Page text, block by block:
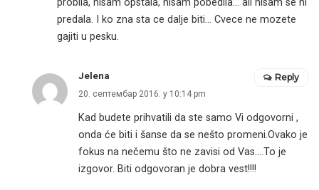
probila, nisam opstala, nisam pobedila… ali nisam se ni
predala. I ko zna sta ce dalje biti… Cvece ne mozete
gajiti u pesku.
Jelena
20. септембар 2016. у 10:14 pm
Kad budete prihvatili da ste samo Vi odgovorni ,
onda će biti i šanse da se nešto promeni.Ovako je
fokus na nečemu što ne zavisi od Vas….To je
izgovor. Biti odgovoran je dobra vest!!!!
Reply